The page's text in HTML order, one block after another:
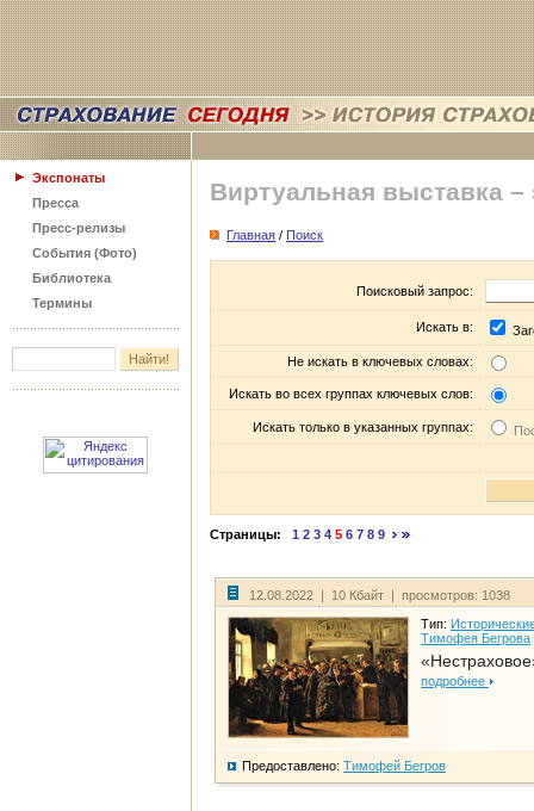
Экспонаты
Пресса
Пресс-релизы
События (Фото)
Библиотека
Термины
Виртуальная выставка –
Главная / Поиск
Поисковый запрос:
Искать в:
Не искать в ключевых словах:
Искать во всех группах ключевых слов:
Искать только в указанных группах:
Страницы: 1 2 3 4 5 6 7 8 9
12.08.2022 | 10 Кбайт | просмотров: 1038
Тип:
Тимофея Бегрова
подробнее
Предоставлено: Тимофей Бегров